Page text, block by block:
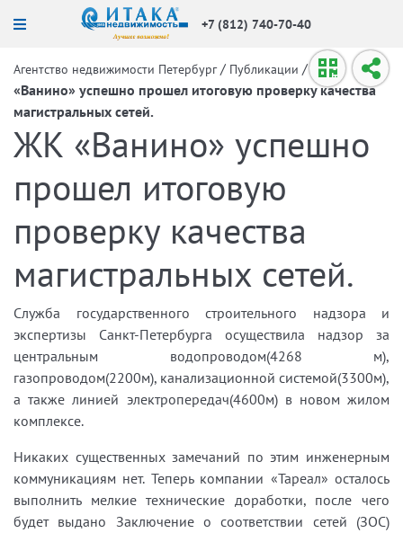
+7 (812) 740-70-40
Агентство недвижимости Петербург / Публикации / ЖК
«Ванино» успешно прошел итоговую проверку качества
магистральных сетей.
ЖК «Ванино» успешно
прошел итоговую
проверку качества
магистральных сетей.
Служба государственного строительного надзора и
экспертизы Санкт-Петербурга осуществила надзор за
центральным водопроводом(4268 м),
газопроводом(2200м), канализационной системой(3300м),
а также линией электропередач(4600м) в новом жилом
комплексе.
Никаких существенных замечаний по этим инженерным
коммуникациям нет. Теперь компании «Тареал» осталось
выполнить мелкие технические доработки, после чего
будет выдано Заключение о соответствии сетей (ЗОС)